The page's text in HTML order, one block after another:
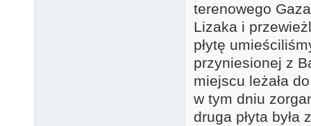
terenowego
Lizaka i
płytę
przyniesionej z
miejscu leżała
w tym dniu
druga płyta